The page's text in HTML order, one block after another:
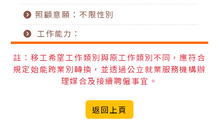
照顧意願：不限性別
工作能力：
註：移工希望工作類別與原工作類別不同，應符合
規定始能跨業別轉換，並透過公立就業服務機構辦
理媒合及接續聘僱事宜。
返回上頁